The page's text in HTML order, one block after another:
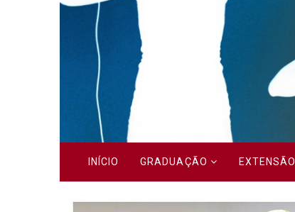
INÍCIO GRADUAÇÃO EXTENSÃO